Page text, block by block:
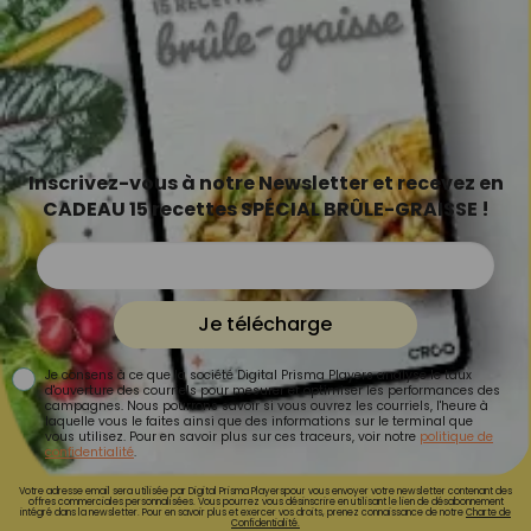
Inscrivez-vous à notre Newsletter et recevez en
CADEAU 15 recettes SPÉCIAL BRÛLE-GRAISSE !
Je télécharge
Je consens à ce que la société Digital Prisma Players analyse le taux
d'ouverture des courriels pour mesurer et optimiser les performances des
campagnes. Nous pourrons savoir si vous ouvrez les courriels, l'heure à
laquelle vous le faites ainsi que des informations sur le terminal que
vous utilisez. Pour en savoir plus sur ces traceurs, voir notre politique de
confidentialité.
Votre adresse email sera utilisée par Digital Prisma Playerspour vous envoyer votre newsletter contenant des
offres commerciales personnalisées. Vous pourrez vous désinscrire en utilisant le lien de désabonnement
intégré dans la newsletter. Pour en savoir plus et exercer vos droits, prenez connaissance de notreCharte de
Confidentialité.